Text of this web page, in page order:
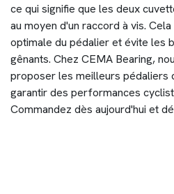
ce qui signifie que les deux
au moyen d'un raccord à vis.
optimale du pédalier et évite les
gênants. Chez CEMA Bearing,
proposer les meilleurs pédaliers
garantir des performances
Commandez dès aujourd'hui et